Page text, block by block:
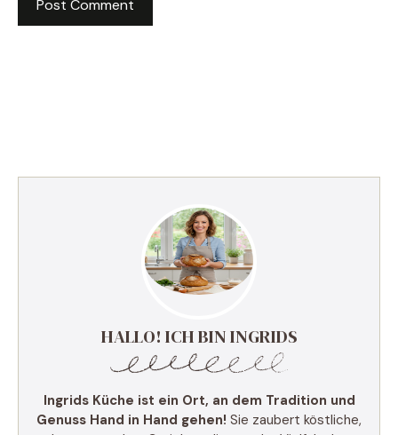
HALLO! ICH BIN INGRIDS
Ingrids Küche ist ein Ort, an dem Tradition und
Genuss Hand in Hand gehen! Sie zaubert köstliche,